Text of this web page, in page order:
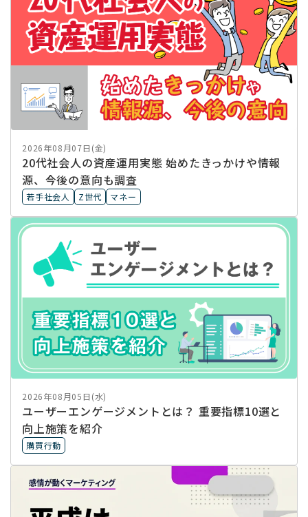
2026年08月07日(金)
20代社会人の資産運用実態 始めたきっかけや情報
源、今後の意向も調査
若手社会人 Z世代 マネー
2026年08月05日(水)
ユーザーエンゲージメントとは？ 重要指標10選と
向上施策を紹介
購買行動